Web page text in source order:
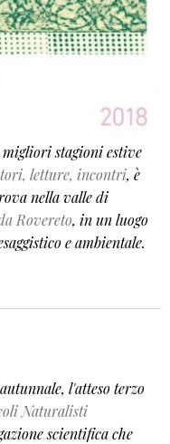
stagioni estive
letture, incontri, è
nella valle di
Rovereto, in un luogo
e ambientale.
al Masetto
l'atteso terzo
Naturalisti
scientifica che